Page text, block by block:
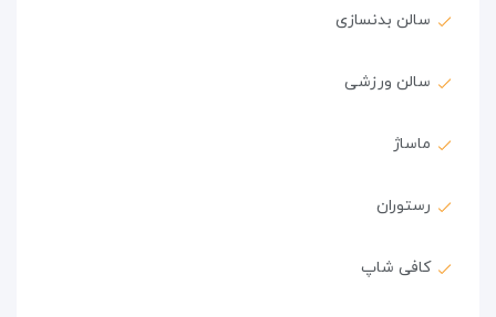
سالن بدنسازی
سالن ورزشی
ماساژ
رستوران
کافی شاپ